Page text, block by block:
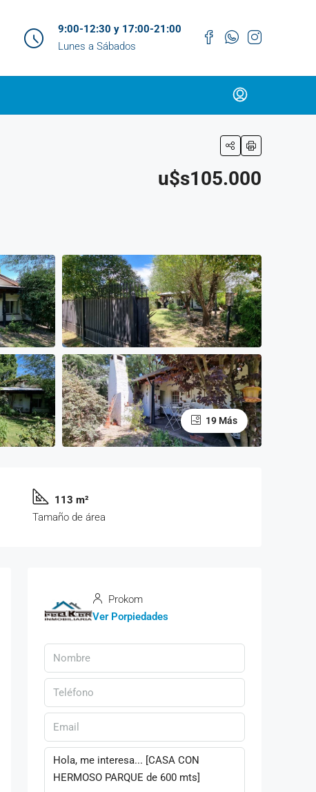
9:00-12:30 y 17:00-21:00
Lunes a Sábados
u$s105.000
19 Más
113 m²
Tamaño de área
Prokom
Ver Porpiedades